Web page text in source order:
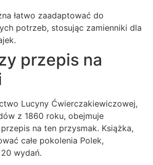
łatwo zaadaptować do
potrzeb, stosując zamienniki dla
przepis na
Lucyny Ćwierczakiewiczowej,
z 1860 roku, obejmuje
na ten przysmak. Książka,
całe pokolenia Polek,
wydań.